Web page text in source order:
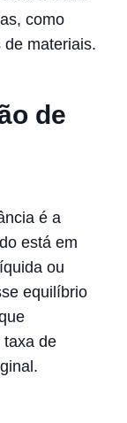
como
materiais.
de
é a
está em
ou
equilíbrio
taxa de